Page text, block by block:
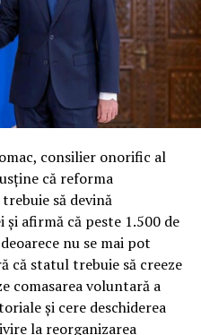
consilier onorific al
că reforma
să devină
și afirmă că peste 1.500 de
nu se mai pot
că statul trebuie să creeze
comasarea voluntară a
și cere deschiderea
la reorganizarea